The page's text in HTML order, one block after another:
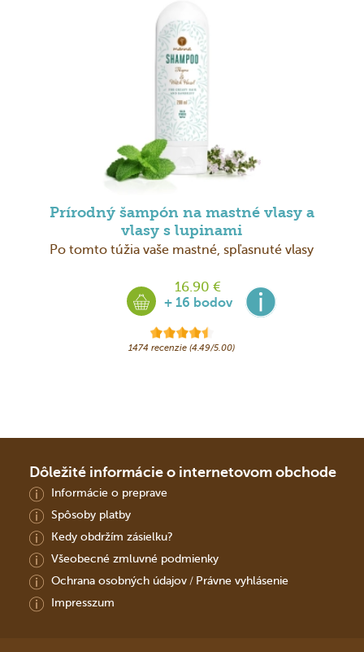
Prírodný šampón na mastné vlasy a
vlasy s lupinami
Po tomto túžia vaše mastné, spľasnuté vlasy
16.90 €
+ 16 bodov
1474 recenzie (4.49/5.00)
Dôležité informácie o internetovom obchode
Informácie o preprave
Spôsoby platby
Kedy obdržím zásielku?
Všeobecné zmluvné podmienky
Ochrana osobných údajov/ Právne vyhlásenie
Impresszum